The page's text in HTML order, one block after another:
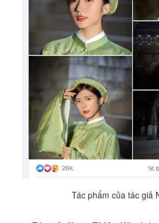
Tác phẩm của tác giả